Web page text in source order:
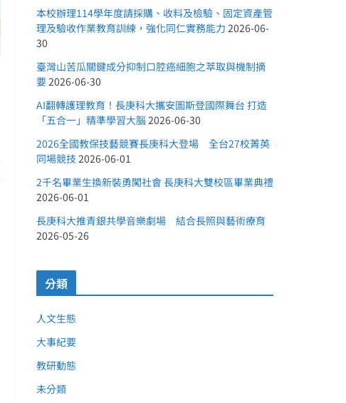
本校辦理114學年度請採購、收料及檢驗、固定資產管
理及驗收作業教育訓練，強化同仁實務能力 2026-06-
30
臺灣山苦瓜關鍵成分抑制口腔癌細胞之萃取與機制摘
要2026-06-30
AI翻轉護理教育！長庚科大攜安圖斯登國際舞台 打造
「五合一」精準學習大腦 2026-06-30
2026全國教保技藝競賽長庚科大登場 全台27校菁英
同場競技 2026-06-01
2千名畢業生換新裝勇闖社會 長庚科大雙校區畢業典禮
2026-06-01
長庚科大推青銀共學音樂劇場 結合長照與藝術療育
2026-05-26
分類
人文生態
大事紀要
教研動態
未分類